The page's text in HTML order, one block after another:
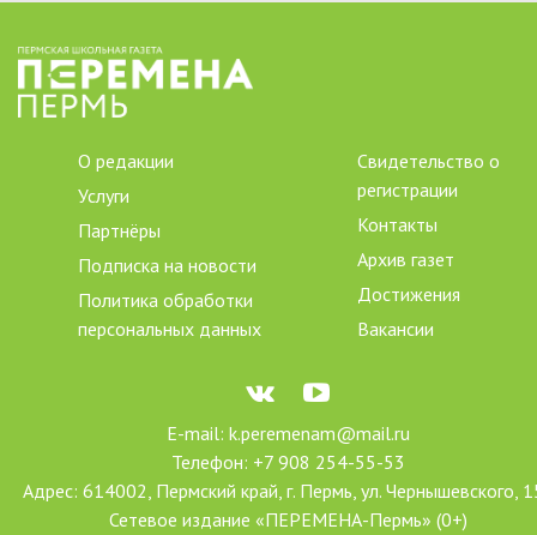
О редакции
Услуги
Партнёры
Подписка на новости
Политика обработки
персональных данных
Свидетельство о
регистрации
Контакты
Архив газет
Достижения
Вакансии
E-mail: k.peremenam@mail.ru
Телефон: +7 908 254-55-53
Адрес: 614002, Пермский край, г. Пермь, ул. Чернышевского,
Сетевое издание «ПЕРЕМЕНА-Пермь» (0+)